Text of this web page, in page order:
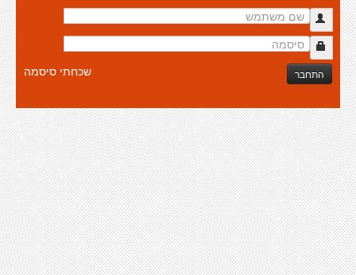
התחבר שכחתי סיסמה